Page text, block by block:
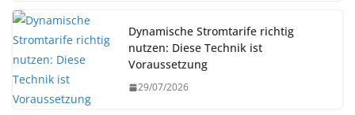
Dynamische Stromtarife richtig
nutzen: Diese Technik ist
Voraussetzung
29/07/2026